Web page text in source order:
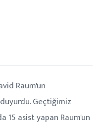
Raum'un
Geçtiğimiz
15 asist yapan Raum'un